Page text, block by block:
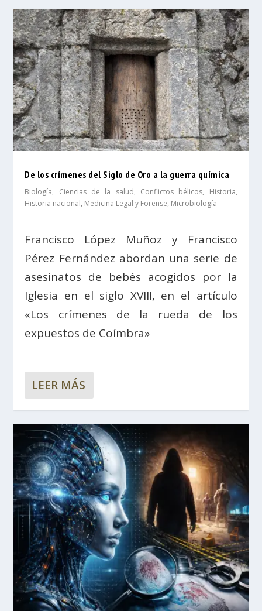
De los crímenes del Siglo de Oro a la guerra química
Biología, Ciencias de la salud, Conflictos bélicos, Historia,
Historia nacional, Medicina Legal y Forense, Microbiología
Francisco López Muñoz y Francisco
Pérez Fernández abordan una serie de
asesinatos de bebés acogidos por la
Iglesia en el siglo XVIII, en el artículo
«Los crímenes de la rueda de los
expuestos de Coímbra»
LEER MÁS